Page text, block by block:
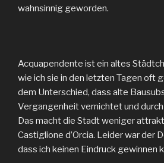
wahnsinnig geworden.
Acquapendente ist ein altes
wie ich sie in den letzten Tagen oft
dem Unterschied, dass alte
Vergangenheit vernichtet und
Das macht die Stadt weniger
Castiglione d’Orcia. Leider war der
dass ich keinen Eindruck gewinnen